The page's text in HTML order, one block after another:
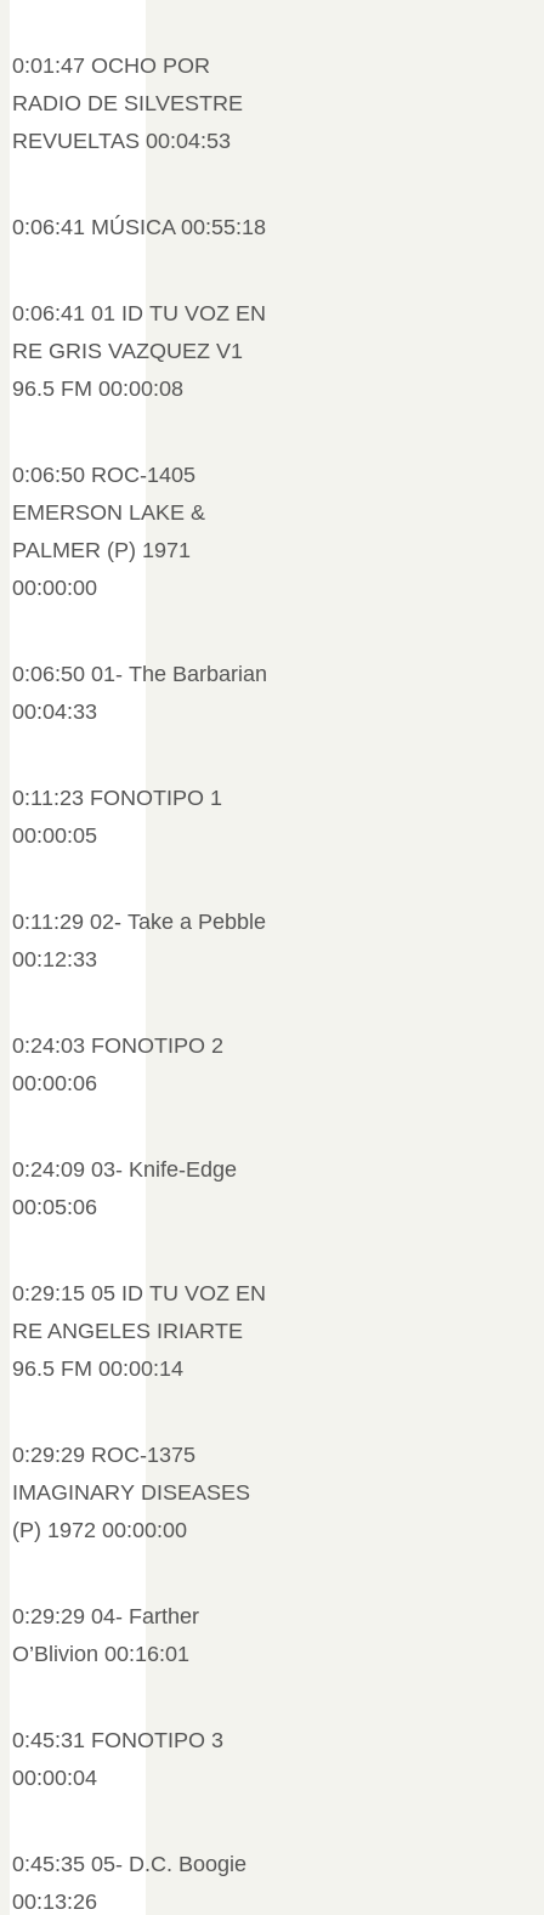
0:01:47 OCHO POR
RADIO DE SILVESTRE
REVUELTAS 00:04:53
0:06:41 MÚSICA 00:55:18
0:06:41 01 ID TU VOZ EN
RE GRIS VAZQUEZ V1
96.5 FM 00:00:08
0:06:50 ROC-1405
EMERSON LAKE &
PALMER (P) 1971
00:00:00
0:06:50 01- The Barbarian
00:04:33
0:11:23 FONOTIPO 1
00:00:05
0:11:29 02- Take a Pebble
00:12:33
0:24:03 FONOTIPO 2
00:00:06
0:24:09 03- Knife-Edge
00:05:06
0:29:15 05 ID TU VOZ EN
RE ANGELES IRIARTE
96.5 FM 00:00:14
0:29:29 ROC-1375
IMAGINARY DISEASES
(P) 1972 00:00:00
0:29:29 04- Farther
O’Blivion 00:16:01
0:45:31 FONOTIPO 3
00:00:04
0:45:35 05- D.C. Boogie
00:13:26